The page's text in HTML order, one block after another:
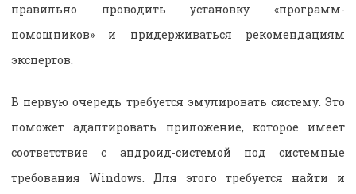
правильно проводить установку «программ-
помощников» и придерживаться рекомендациям
экспертов.
В первую очередь требуется эмулировать систему. Это
поможет адаптировать приложение, которое имеет
соответствие с андроид-системой под системные
требования Windows. Для этого требуется найти и